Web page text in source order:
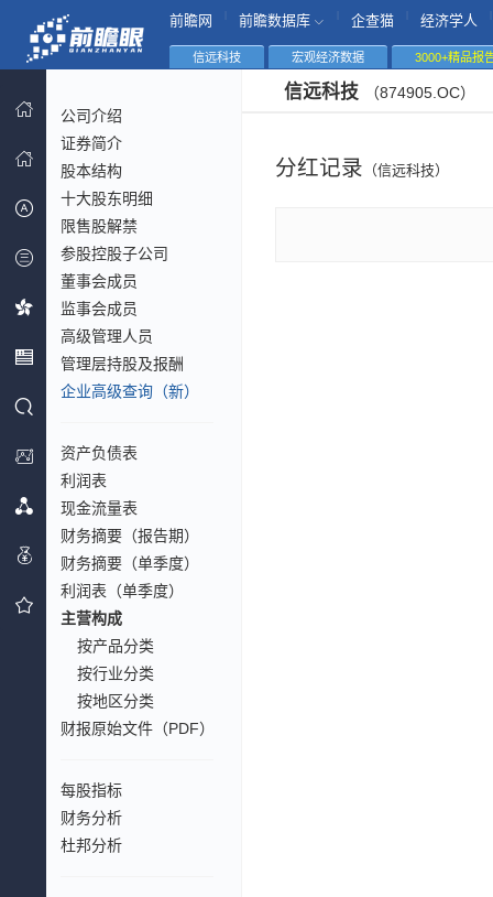
前瞻网 前瞻数据库 企查猫 经济学人
信远科技 宏观经济数据 3000+精品报
公司介绍
证券简介
股本结构
十大股东明细
限售股解禁
参股控股子公司
董事会成员
监事会成员
高级管理人员
管理层持股及报酬
企业高级查询（新）
资产负债表
利润表
现金流量表
财务摘要（报告期）
财务摘要（单季度）
利润表（单季度）
主营构成
按产品分类
按行业分类
按地区分类
财报原始文件（PDF）
每股指标
财务分析
杜邦分析
信远科技 （874905.OC）
分红记录 （信远科技）